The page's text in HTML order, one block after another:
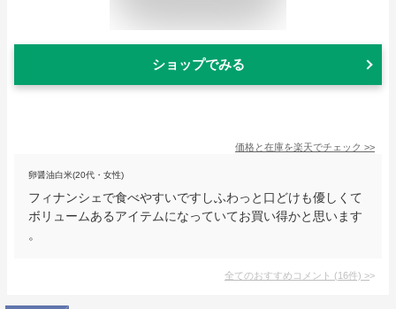
ショップでみる
価格と在庫を楽天でチェック >>
卵醤油白米(20代・女性)
フィナンシェで食べやすいですしふわっと口どけも優しくて
ボリュームあるアイテムになっていてお買い得かと思います
。
全てのおすすめコメント (16件) >